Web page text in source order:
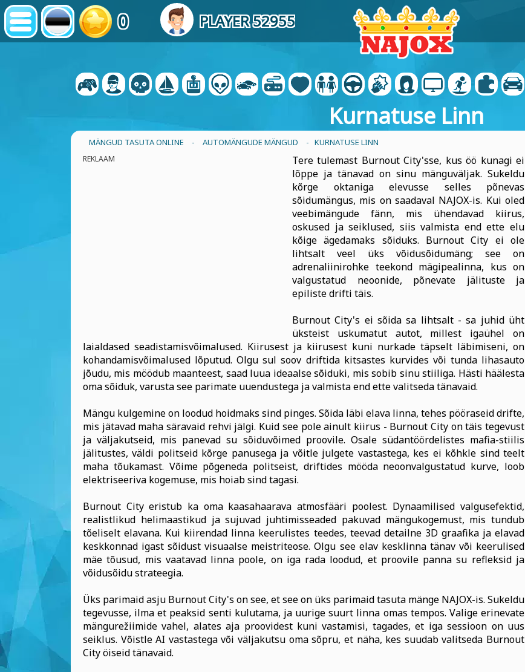
0 PLAYER 52955
Kurnatuse Linn
MÄNGUD TASUTA ONLINE - AUTOMÄNGUDE MÄNGUD - KURNATUSE LINN
REKLAAM
Tere tulemast Burnout City'sse, kus öö kunagi ei
lõppe ja tänavad on sinu mänguväljak. Sukeldu
kõrge oktaniga elevusse selles põnevas
sõidumängus, mis on saadaval NAJOX-is. Kui oled
veebimängude fänn, mis ühendavad kiirus,
oskused ja seiklused, siis valmista end ette elu
kõige ägedamaks sõiduks. Burnout City ei ole
lihtsalt veel üks võidusõidumäng; see on
adrenaliinirohke teekond mägipealinna, kus on
valgustatud neoonide, põnevate jälituste ja
epiliste drifti täis.
Burnout City's ei sõida sa lihtsalt - sa juhid üht
üksteist uskumatut autot, millest igaühel on
laialdased seadistamisvõimalused. Kiirusest ja kiirusest kuni nurkade täpselt läbimiseni, on
kohandamisvõimalused lõputud. Olgu sul soov driftida kitsastes kurvides või tunda lihasauto
jõudu, mis möödub maanteest, saad luua ideaalse sõiduki, mis sobib sinu stiiliga. Hästi häälesta
oma sõiduk, varusta see parimate uuendustega ja valmista end ette valitseda tänavaid.
Mängu kulgemine on loodud hoidmaks sind pinges. Sõida läbi elava linna, tehes pööraseid drifte,
mis jätavad maha säravaid rehvi jälgi. Kuid see pole ainult kiirus - Burnout City on täis tegevust
ja väljakutseid, mis panevad su sõiduvõimed proovile. Osale südantöördelistes mafia-stiilis
jälitustes, väldi politseid kõrge panusega ja võitle julgete vastastega, kes ei kõhkle sind teelt
maha tõukamast. Võime põgeneda politseist, driftides mööda neoonvalgustatud kurve, loob
elektriseeriva kogemuse, mis hoiab sind tagasi.
Burnout City eristub ka oma kaasahaarava atmosfääri poolest. Dynaamilised valgusefektid,
realistlikud helimaastikud ja sujuvad juhtimisseaded pakuvad mängukogemust, mis tundub
tõeliselt elavana. Kui kiirendad linna keerulistes teedes, teevad detailne 3D graafika ja elavad
keskkonnad igast sõidust visuaalse meistriteose. Olgu see elav kesklinna tänav või keerulised
mäe tõusud, mis vaatavad linna poole, on iga rada loodud, et proovile panna su refleksid ja
võidusõidu strateegia.
Üks parimaid asju Burnout City's on see, et see on üks parimaid tasuta mänge NAJOX-is. Sukeldu
tegevusse, ilma et peaksid senti kulutama, ja uurige suurt linna omas tempos. Valige erinevate
mängurežiimide vahel, alates aja proovidest kuni vastamisi, tagades, et iga sessioon on uus
seiklus. Võistle AI vastastega või väljakutsu oma sõpru, et näha, kes suudab valitseda Burnout
City öiseid tänavaid.